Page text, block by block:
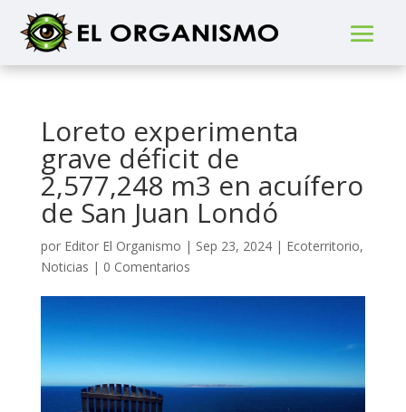
Loreto experimenta
grave déficit de
2,577,248 m3 en acuífero
de San Juan Londó
por Editor El Organismo | Sep 23, 2024| Ecoterritorio,
Noticias | 0 Comentarios